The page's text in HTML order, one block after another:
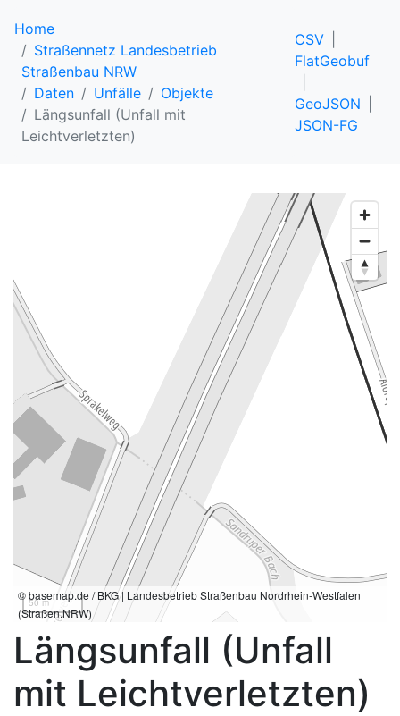
Home
Straßennetz Landesbetrieb
Straßenbau NRW
Daten
Unfälle
Objekte
Längsunfall (Unfall mit
Leichtverletzten)
CSV
FlatGeobuf
GeoJSON
JSON-FG
50 m
© basemap.de / BKG | Landesbetrieb Straßenbau Nordrhein-Westfalen
(Straßen.NRW)
Längsunfall (Unfall
mit Leichtverletzten)